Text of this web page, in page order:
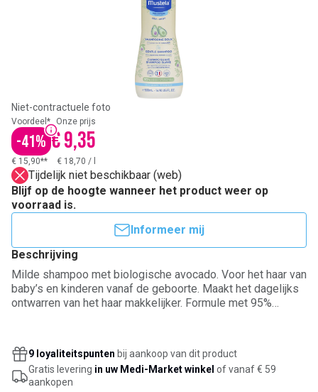
Niet-contractuele foto
Voordeel*
-41%
Onze prijs
€ 9,35
€ 15,90** € 18,70 /
Tijdelijk niet beschikbaar (web)
Blijf op de hoogte wanneer het product weer op
voorraad is.
Informeer mij
Beschrijving
Milde shampoo met biologische avocado. Voor het haar van
baby’s en kinderen vanaf de geboorte. Maakt het dagelijks
ontwarren van het haar makkelijker. Formule met 95%
Van Franse makelij. Dermatologisch getest onder
pediatrisch toezicht. Mustelageur.
9 loyaliteitspunten bij aankoop van dit product
Gratis levering in uw Medi-Market winkel of vanaf € 59
aankopen